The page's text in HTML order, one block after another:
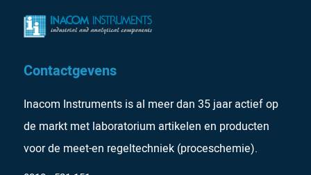
Contactgevens
Inacom Instruments is al meer dan 35 jaar actief op
de markt met laboratorium artikelen en producten
voor de meet-en regeltechniek (proceschemie).